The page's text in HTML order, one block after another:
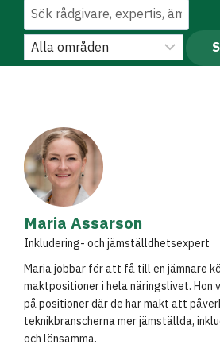
Maria Assarson
Inkludering- och jämställdhetsexpert
Maria jobbar för att få till en jämnare
maktpositioner i hela näringslivet. Hon
på positioner där de har makt att
teknikbranscherna mer jämställda,
och lönsamma.